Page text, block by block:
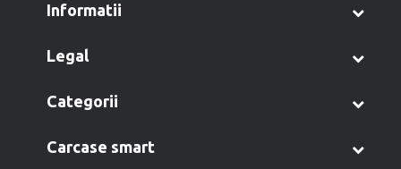
informatii
legal
categorii
carcase smart